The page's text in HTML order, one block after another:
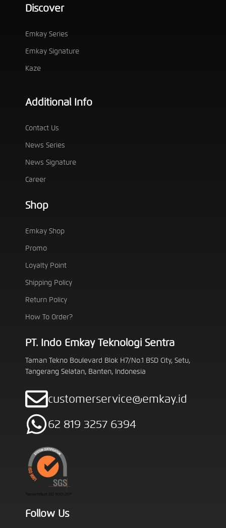
Discover
Emkay Series
Emkay Signature
Kaze
Additional Info
Contact Us
News Series
News Signature
Career
Shop
Emkay Shop
Promo
Loyalty Point
Shipping Policy
Return Policy
How To Order?
PT. Indo Emkay Teknologi Sentra
Taman Tekno Boulevard Blok H7/No.1 BSD City, Setu,
Tangerang Selatan, Banten, Indonesia
customerservice@emkay.id
62 819 3257 6394
Follow Us